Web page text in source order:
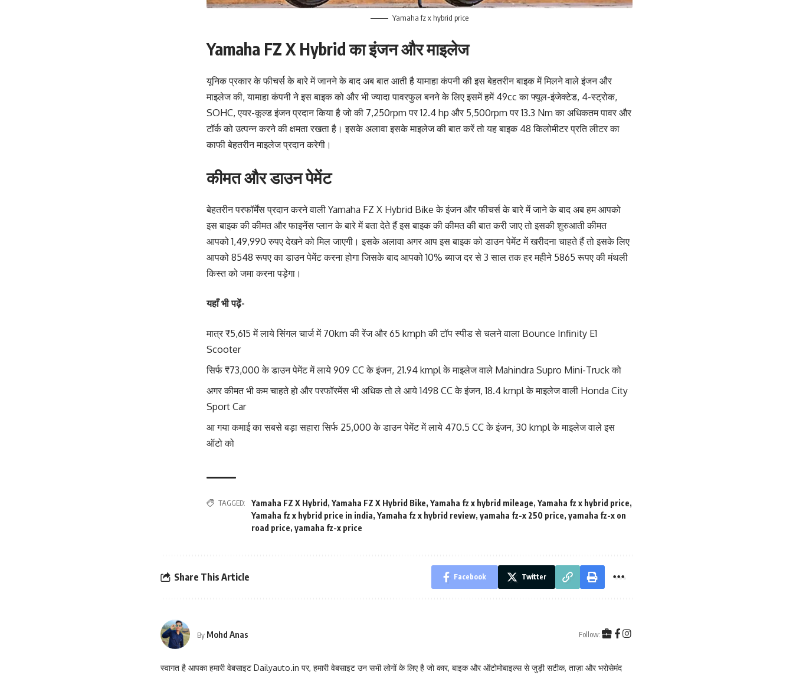
Yamaha fz x hybrid price
Yamaha FZ X Hybrid का इंजन और माइलेज
यूनिक प्रकार के फीचर्स के बारे में जानने के बाद अब बात आती है यामाहा कंपनी की इस बेहतरीन बाइक में मिलने वाले इंजन और
माइलेज की, यामाहा कंपनी ने इस बाइक को और भी ज्यादा पावरफुल बनने के लिए इसमें हमें 49cc का फ्यूल-इंजेक्टेड, 4-स्ट्रोक,
SOHC, एयर-कूल्ड इंजन प्रदान किया है जो की 7,250rpm पर 12.4 hp और 5,500rpm पर 13.3 Nm का अधिकतम पावर और
टॉर्क को उत्पन्न करने की क्षमता रखता है। इसके अलावा इसके माइलेज की बात करें तो यह बाइक 48 किलोमीटर प्रति लीटर का
काफी बेहतरीन माइलेज प्रदान करेगी।
कीमत और डाउन पेमेंट
बेहतरीन परफॉर्मेंस प्रदान करने वाली Yamaha FZ X Hybrid Bike के इंजन और फीचर्स के बारे में जाने के बाद अब हम आपको
इस बाइक की कीमत और फाइनेंस प्लान के बारे में बता देते हैं इस बाइक की कीमत की बात करी जाए तो इसकी शुरुआती कीमत
आपको 1,49,990 रुपए देखने को मिल जाएगी। इसके अलावा अगर आप इस बाइक को डाउन पेमेंट में खरीदना चाहते हैं तो इसके लिए
आपको 8548 रूपए का डाउन पेमेंट करना होगा जिसके बाद आपको 10% ब्याज दर से 3 साल तक हर महीने 5865 रूपए की मंथली
किस्त को जमा करना पड़ेगा।
यहाँ भी पढ़ें-
मात्र ₹5,615 में लाये सिंगल चार्ज में 70km की रेंज और 65 kmph की टॉप स्पीड से चलने वाला Bounce Infinity E1
Scooter
सिर्फ ₹73,000 के डाउन पेमेंट में लाये 909 CC के इंजन, 21.94 kmpl के माइलेज वाले Mahindra Supro Mini-Truck को
अगर कीमत भी कम चाहते हो और परफॉरमेंस भी अधिक तो ले आये 1498 CC के इंजन, 18.4 kmpl के माइलेज वाली Honda City
Sport Car
आ गया कमाई का सबसे बड़ा सहारा सिर्फ 25,000 के डाउन पेमेंट में लाये 470.5 CC के इंजन, 30 kmpl के माइलेज वाले इस
ऑटो को
TAGGED: Yamaha FZ X Hybrid , Yamaha FZ X Hybrid Bike, Yamaha fz x hybrid mileage, Yamaha fz x hybrid price,
Yamaha fz x hybrid price in india, Yamaha fz x hybrid review, yamaha fz-x 250 price, yamaha fz-x on
road price, yamaha fz-x price
Share This Article Facebook Twitter
By Mohd Anas Follow:
स्वागत है आपका हमारी वेबसाइट Dailyauto.in पर, हमारी वेबसाइट उन सभी लोगों के लिए है जो कार, बाइक और ऑटोमोबाइल्स से जुड़ी सटीक, ताज़ा और भरोसेमंद